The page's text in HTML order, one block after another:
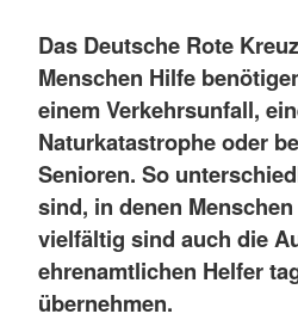
Das Deutsche Rote
Menschen Hilfe
einem Verkehrsunfall,
Naturkatastrophe oder
Senioren. So
sind, in denen
vielfältig sind auch die
ehrenamtlichen Helfer
übernehmen.